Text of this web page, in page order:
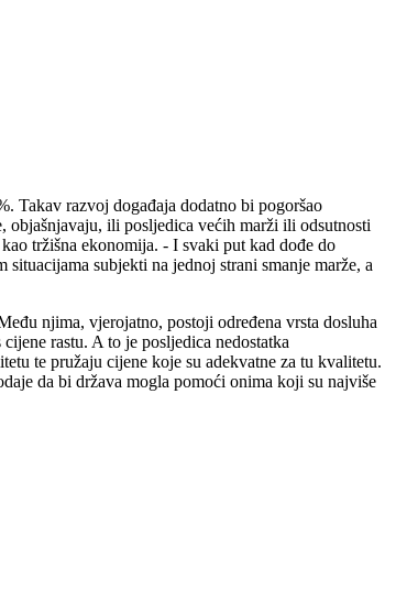
Takav razvoj događaja dodatno bi pogoršao
objašnjavaju, ili posljedica većih marži ili odsutnosti
tržišna ekonomija. - I svaki put kad dođe do
subjekti na jednoj strani smanje marže, a
njima, vjerojatno, postoji određena vrsta dosluha
rastu. A to je posljedica nedostatka
te pružaju cijene koje su adekvatne za tu kvalitetu.
da bi država mogla pomoći onima koji su najviše